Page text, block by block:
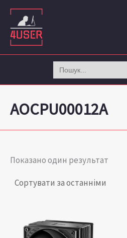
Перейти
вмісту
Search
for:
AOCPU00012A
Показано один результат